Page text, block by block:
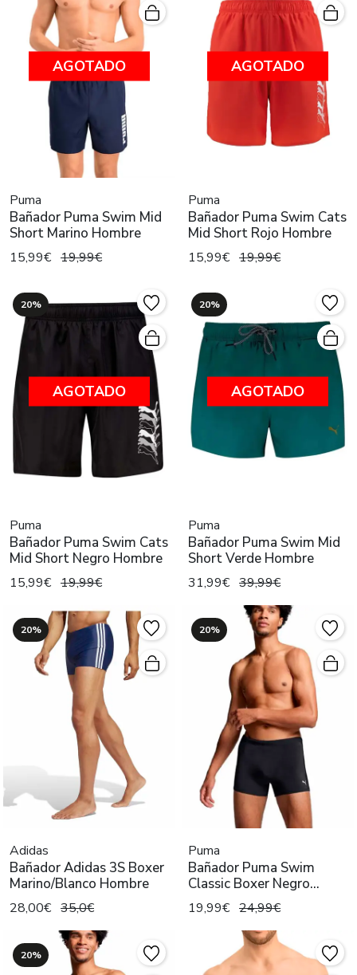
AGOTADO
Puma
Bañador Puma Swim Mid
Short Marino Hombre
15,99€ 19,99€
AGOTADO
Puma
Bañador Puma Swim Cats
Mid Short Rojo Hombre
15,99€ 19,99€
20%
AGOTADO
Puma
Bañador Puma Swim Cats
Mid Short Negro Hombre
15,99€ 19,99€
20%
AGOTADO
Puma
Bañador Puma Swim Mid
Short Verde Hombre
31,99€ 39,99€
20%
Adidas
Bañador Adidas 3S Boxer
Marino/Blanco Hombre
28,00€ 35,0€
20%
Puma
Bañador Puma Swim
Classic Boxer Negro
Hombre
19,99€ 24,99€
20%